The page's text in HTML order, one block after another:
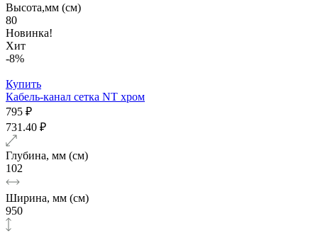
Высота,мм (см)
80
Новинка!
Хит
-8%
Купить
Кабель-канал сетка NT хром
795 ₽
731.40 ₽
Глубина, мм (см)
102
Ширина, мм (см)
950